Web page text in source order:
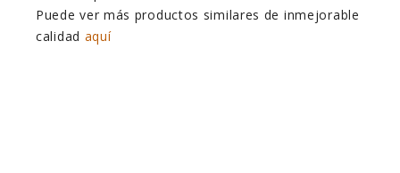
Puede ver más productos similares de inmejorable
calidad aquí